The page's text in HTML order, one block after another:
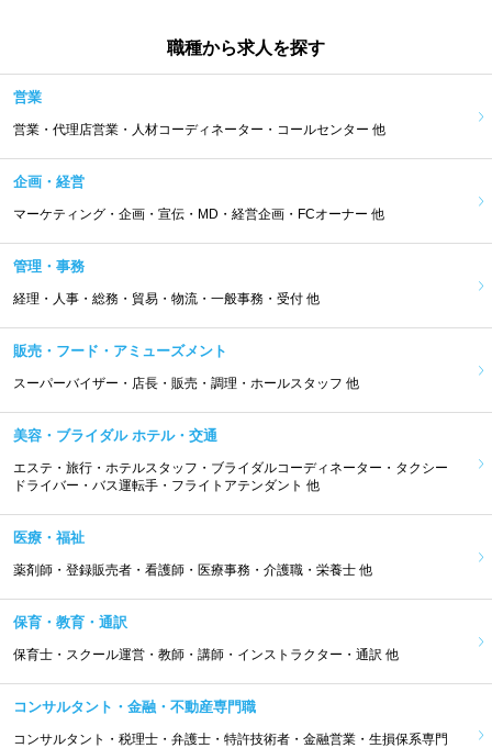
職種から求人を探す
営業
営業・代理店営業・人材コーディネーター・コールセンター 他
企画・経営
マーケティング・企画・宣伝・MD・経営企画・FCオーナー 他
管理・事務
経理・人事・総務・貿易・物流・一般事務・受付 他
販売・フード・アミューズメント
スーパーバイザー・店長・販売・調理・ホールスタッフ 他
美容・ブライダル ホテル・交通
エステ・旅行・ホテルスタッフ・ブライダルコーディネーター・タクシー
ドライバー・バス運転手・フライトアテンダント 他
医療・福祉
薬剤師・登録販売者・看護師・医療事務・介護職・栄養士 他
保育・教育・通訳
保育士・スクール運営・教師・講師・インストラクター・通訳 他
コンサルタント・金融・不動産専門職
コンサルタント・税理士・弁護士・特許技術者・金融営業・生損保系専門